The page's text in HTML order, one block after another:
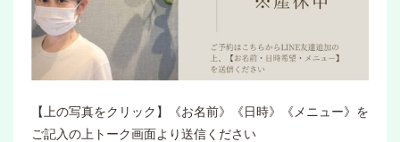
【上の写真をクリック】《お名前》《日時》《メニュー》を
ご記入の上トーク画面より送信ください